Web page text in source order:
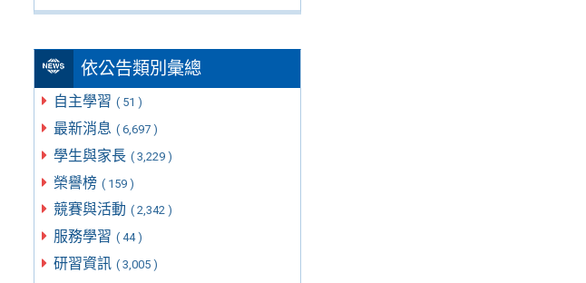
依公告類別彙總
自主學習 ( 51 )
最新消息 ( 6,697 )
學生與家長 ( 3,229 )
榮譽榜 ( 159 )
競賽與活動 ( 2,342 )
服務學習 ( 44 )
研習資訊 ( 3,005 )